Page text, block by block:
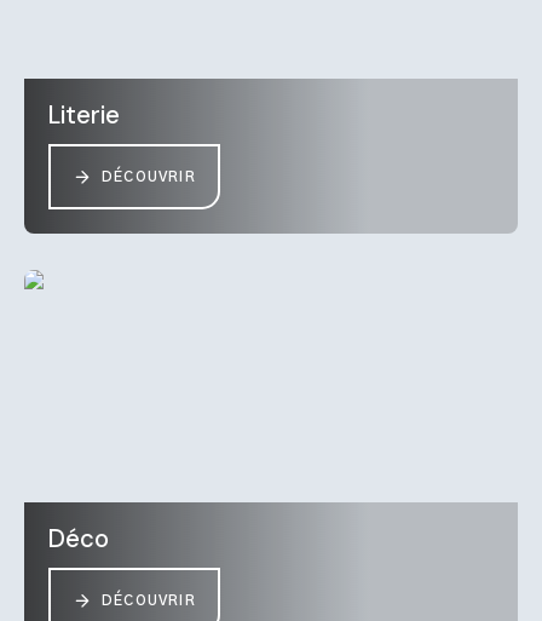
Literie
DÉCOUVRIR
Déco
DÉCOUVRIR